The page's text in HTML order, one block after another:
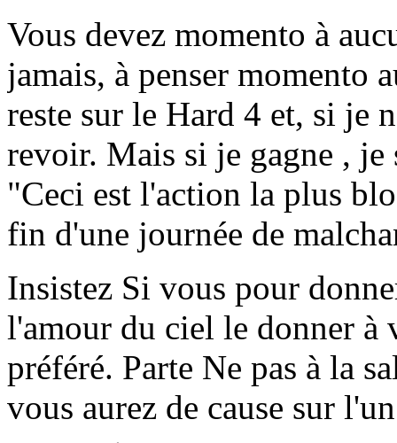
Vous devez momento à
jamais, à penser momento
reste sur le Hard 4 et, si je
revoir. Mais si je gagne , je
"Ceci est l'action la plus
fin d'une journée de
Insistez Si vous pour
l'amour du ciel le donner à
préféré. Parte Ne pas à la
vous aurez de cause sur